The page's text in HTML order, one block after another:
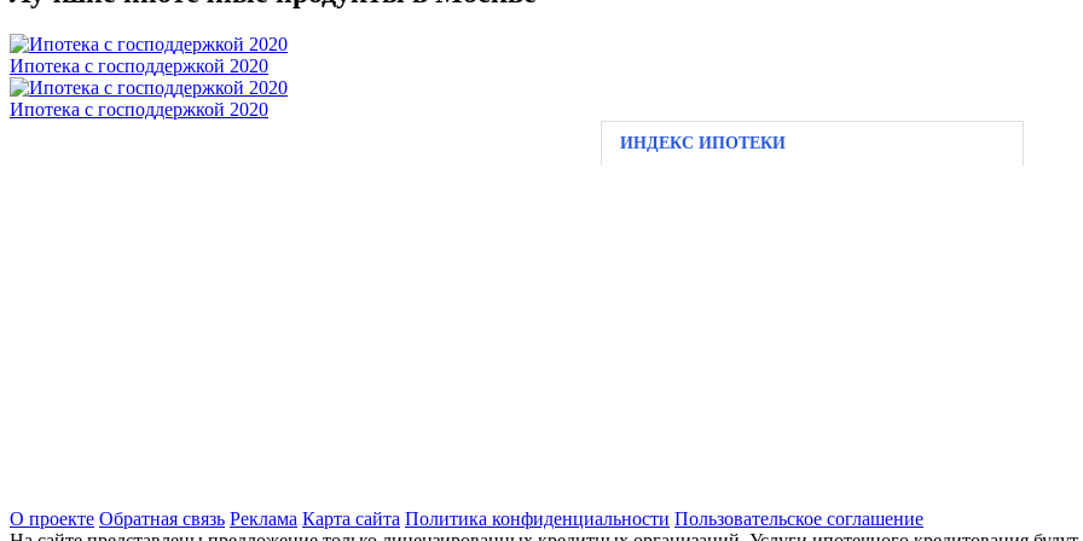
Ипотека с господдержкой 2020
Ипотека с господдержкой 2020
ИНДЕКС ИПОТЕКИ
О проекте Обратная связь Реклама Карта сайта Политика конфиденциальности Пользовательское соглашение